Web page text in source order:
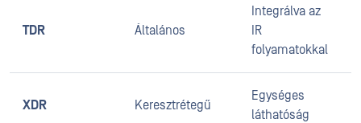
TDR Általános
Integrálva az
IR
folyamatokkal
XDR Keresztrétegű
Egységes
láthatóság